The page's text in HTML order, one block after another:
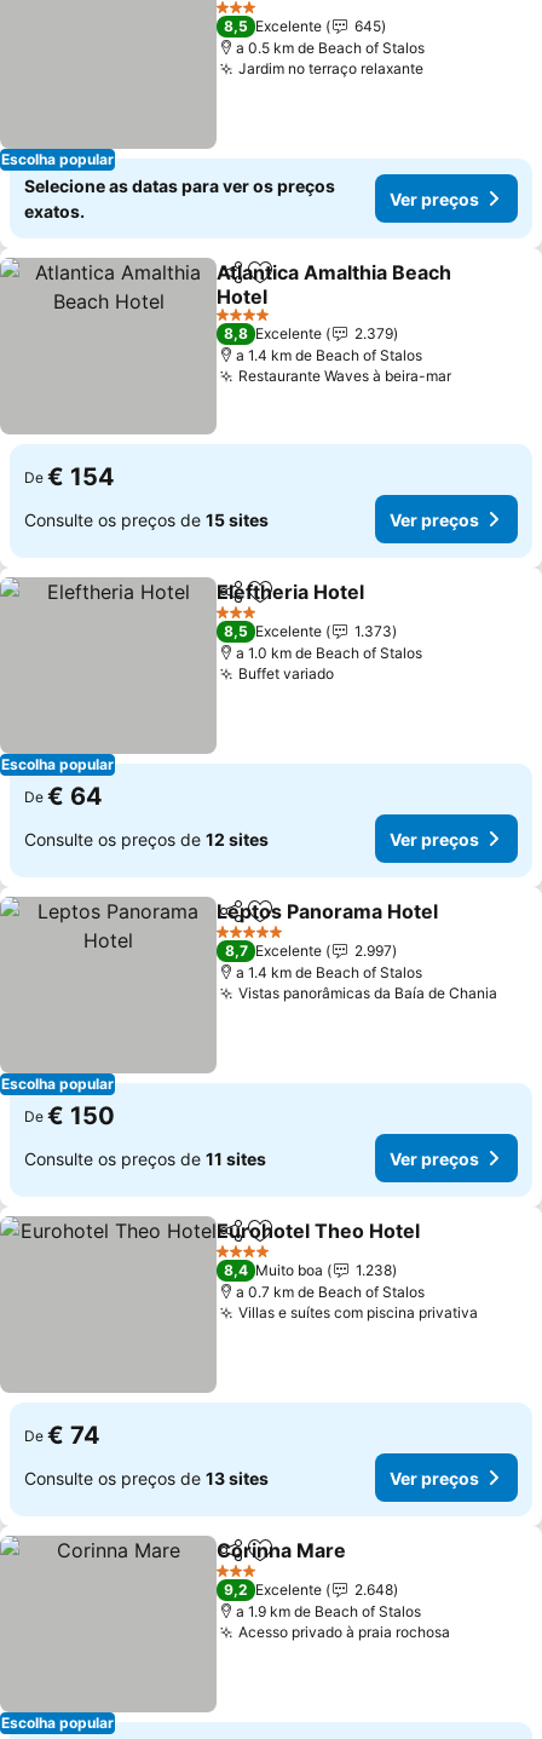
Escolha popular
3 Estrelas
8,5 Excelente
645
a 0.5 km de Beach of Stalos
Jardim no terraço relaxante
Selecione as datas para ver os preços
exatos.
Ver preços
PartilharAdicionar aos favoritos
Atlantica Amalthia Beach
Hotel
4 Estrelas
8,8 Excelente
2.379
a 1.4 km de Beach of Stalos
Restaurante Waves à beira-mar
De € 154
Consulte os preços de 15 sites Ver preços
Escolha popular
PartilharAdicionar aos favoritos
Eleftheria Hotel
3 Estrelas
8,5 Excelente
1.373
a 1.0 km de Beach of Stalos
Buffet variado
De € 64
Consulte os preços de 12 sites Ver preços
Escolha popular
PartilharAdicionar aos favoritos
Leptos Panorama Hotel
5 Estrelas
8,7 Excelente
2.997
a 1.4 km de Beach of Stalos
Vistas panorâmicas da Baía de Chania
De € 150
Consulte os preços de 11 sites Ver preços
PartilharAdicionar aos favoritos
Eurohotel Theo Hotel
4 Estrelas
8,4 Muito boa
1.238
a 0.7 km de Beach of Stalos
Villas e suítes com piscina privativa
De € 74
Consulte os preços de 13 sites Ver preços
Escolha popular
PartilharAdicionar aos favoritos
Corinna Mare
3 Estrelas
9,2 Excelente
2.648
a 1.9 km de Beach of Stalos
Acesso privado à praia rochosa